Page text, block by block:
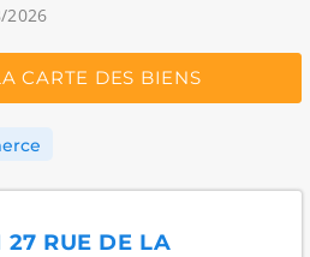
2026
CARTE DES BIENS
27 RUE DE LA